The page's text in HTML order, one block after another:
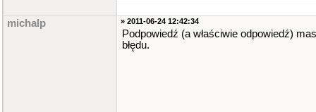
michalp » 2011-06-24 12:42:34
Podpowiedź (a właściwie odpowiedź)
błędu.